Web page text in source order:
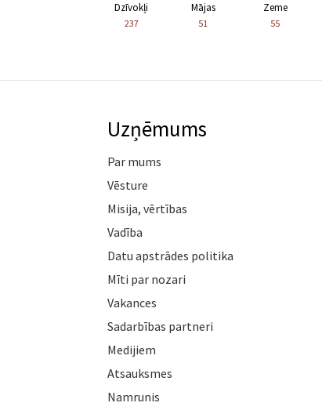
Dzīvokļi
237
Mājas
51
Zeme
55
Uzņēmums
Par mums
Vēsture
Misija, vērtības
Vadība
Datu apstrādes politika
Mīti par nozari
Vakances
Sadarbības partneri
Medijiem
Atsauksmes
Namrunis